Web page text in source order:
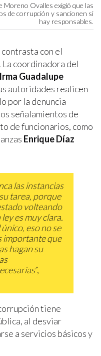
Moreno Ovalles exigió que las
de corrupción y sancionen si
hay responsables.
con el
coordinadora del
Irma Guadalupe
autoridades realicen
por la denuncia
señalamientos de
de funcionarios, como
Enrique Díaz
las instancias
tarea, porque
volteando
es muy clara.
eso no se
importante que
hagan su
”,
tiene
al desviar
a servicios básicos y